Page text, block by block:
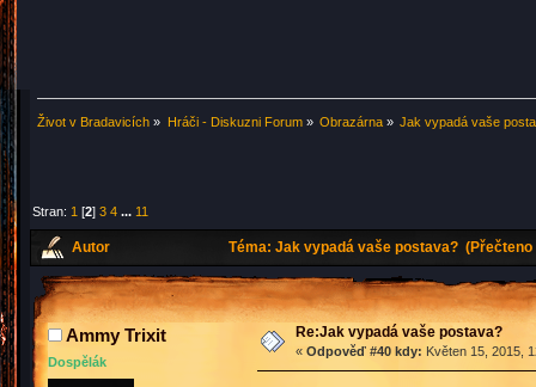
Život v Bradavicích » Hráči - Diskuzni Forum» Obrazárna» Jak vypadá vaše
Stran: 1 [2]3 4 ... 11
Autor Téma: Jak vypadá vaše postava? (Přečteno
Ammy Trixit
Dospělák
Re:Jak vypadá vaše postava?
« Odpověď #40 kdy: Květen 15, 2015,